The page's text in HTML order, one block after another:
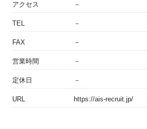
アクセス －
TEL －
FAX －
営業時間 －
定休日 －
URL https://ais-recruit.jp/